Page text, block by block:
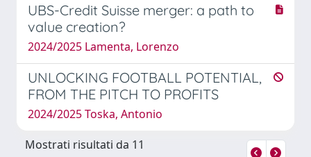
UBS-Credit Suisse merger: a path to
value creation?
2024/2025 Lamenta, Lorenzo
UNLOCKING FOOTBALL POTENTIAL,
FROM THE PITCH TO PROFITS
2024/2025 Toska, Antonio
Mostrati risultati da 11